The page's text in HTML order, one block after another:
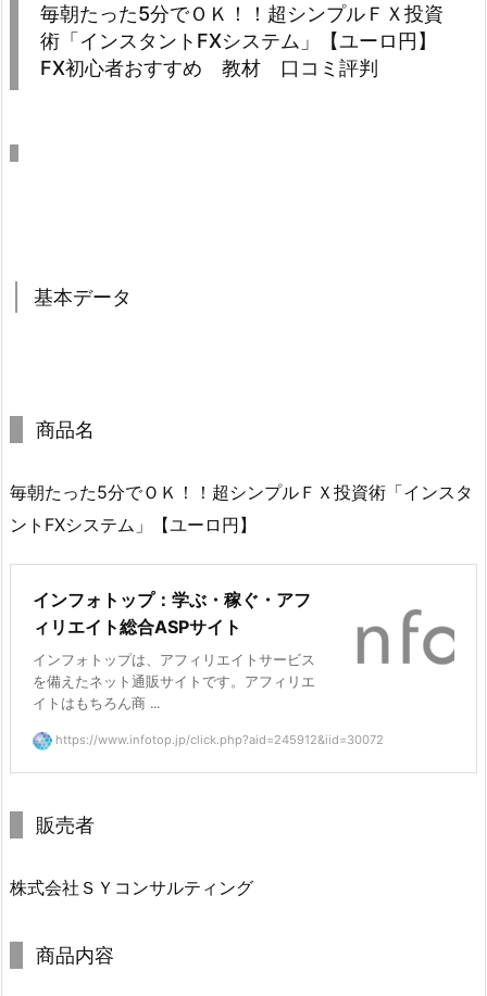
毎朝たった5分でＯＫ！！超シンプルＦＸ投資
術「インスタントFXシステム」【ユーロ円】
FX初心者おすすめ 教材 口コミ評判
基本データ
商品名
毎朝たった5分でＯＫ！！超シンプルＦＸ投資術「インスタ
ントFXシステム」【ユーロ円】
インフォトップ：学ぶ・稼ぐ・アフ
ィリエイト総合ASPサイト
インフォトップは、アフィリエイトサービス
を備えたネット通販サイトです。アフィリエ
イトはもちろん商 ...
https://www.infotop.jp/click.php?aid=245912&iid=30072
販売者
株式会社ＳＹコンサルティング
商品内容